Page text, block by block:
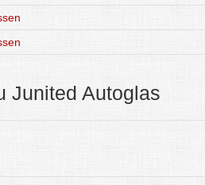
Junited Autoglas